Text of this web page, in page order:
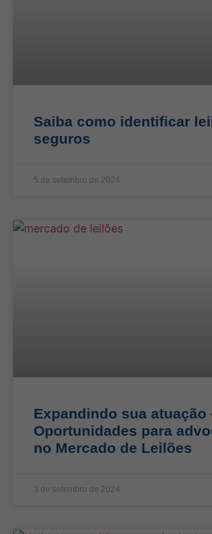
Saiba como identificar
seguros
5 de setembro de 2024
Expandindo sua atuação
Oportunidades para
no Mercado de Leilões
3 de setembro de 2024